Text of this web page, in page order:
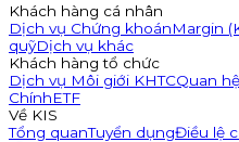
Khách hàng cá nhân
Dịch vụ Chứng khoánMargin
quỹDịch vụ khác
Khách hàng tổ chức
Dịch vụ Môi giới KHTCQuan
ChínhETF
Về KIS
Tổng quanTuyển dụngĐiều lệ